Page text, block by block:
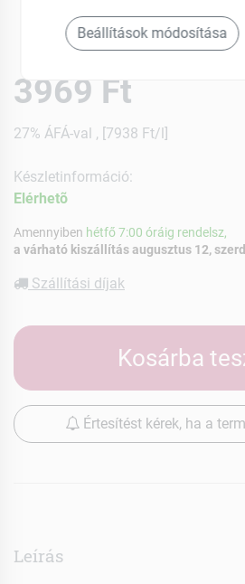
3969 Ft
27% ÁFÁ-val , [7938 Ft/l]
Készletinformáció:
Elérhetõ
Amennyiben hétfő 7:00 óráig rendelsz,
a várható kiszállítás augusztus 12,
Szállítási díjak
Kosárba
Értesítést kérek, ha a
Leírás
Beállítások módosítása